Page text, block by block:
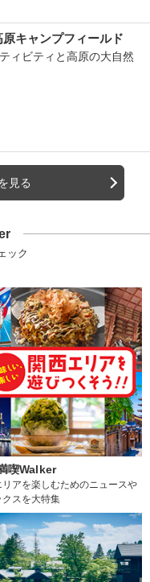
キャンプフィールド
ィビティと高原の大自然
見る
ック
喫Walker
リアを楽しむためのニュースや
クスを大特集